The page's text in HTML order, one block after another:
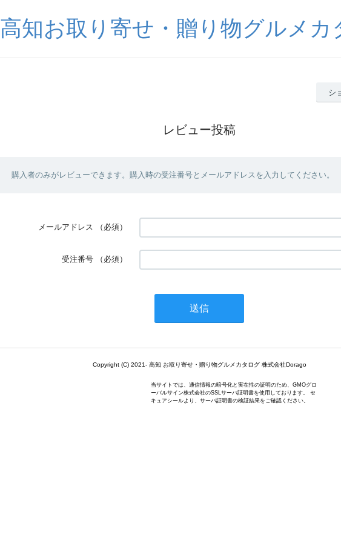
高知お取り寄せ・贈り物グルメカ
シ
レビュー投稿
購入者のみがレビューできます。購入時の受注番号とメールアドレスを入力してください。
メールアドレス （必須）
受注番号 （必須）
Copyright (C) 2021- 高知 お取り寄せ・贈り物グルメカタログ 株式会社Dorago
当サイトでは、通信情報の暗号化と実在性の証明のため、GMOグロ
ーバルサイン株式会社のSSLサーバ証明書を使用しております。 セ
キュアシールより、サーバ証明書の検証結果をご確認ください。